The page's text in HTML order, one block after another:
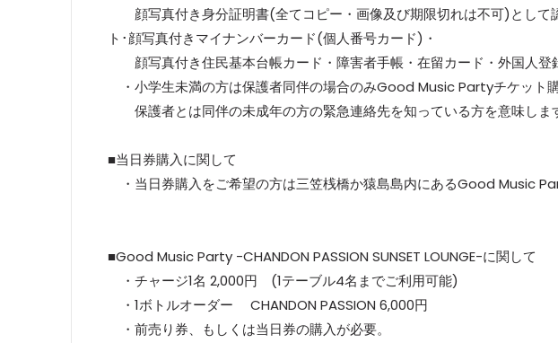
顔写真付き身分証明書(全てコピー・画像及び期限切れは不可)として
ト･顔写真付きマイナンバーカード(個人番号カード)・
顔写真付き住民基本台帳カード・障害者手帳・在留カード・外国人登
・小学生未満の方は保護者同伴の場合のみGood Music Partyチケット購
保護者とは同伴の未成年の方の緊急連絡先を知っている方を意味しま
■当日券購入に関して
・当日券購入をご希望の方は三笠桟橋か猿島島内にあるGood Music
■Good Music Party -CHANDON PASSION SUNSET LOUNGE-に関して
・チャージ1名 2,000円 (1テーブル4名までご利用可能)
・1ボトルオーダー CHANDON PASSION 6,000円
・前売り券、もしくは当日券の購入が必要。